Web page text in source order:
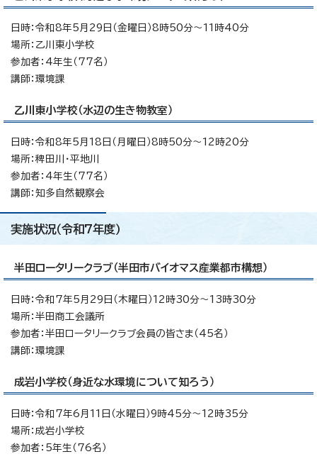
日時：令和8年5月29日（金曜日）8時50分～11時40分
場所：乙川東小学校
参加者：4年生（77名）
講師：環境課
乙川東小学校（水辺の生き物教室）
日時：令和8年5月18日（月曜日）8時50分～12時20分
場所：稗田川・平地川
参加者：4年生（77名）
講師：知多自然観察会
実施状況（令和7年度）
半田ロータリークラブ（半田市バイオマス産業都市構想）
日時：令和7年5月29日（木曜日）12時30分～13時30分
場所：半田商工会議所
参加者：半田ロータリークラブ会員の皆さま（45名）
講師：環境課
成岩小学校（身近な水環境について知ろう）
日時：令和7年6月11日（水曜日）9時45分～12時35分
場所：成岩小学校
参加者：5年生（76名）